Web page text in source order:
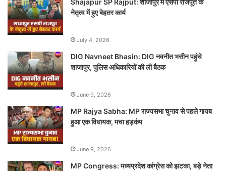
नेतृत्व में हुए बेहतर कार्य
July 4, 2026
DIG Navneet Bhasin: DIG नवनीत भसीन पहुंचे
शाजापुर, पुलिस अधिकारियों की ली बैठक
June 9, 2026
MP Rajya Sabha: MP राज्यसभा चुनाव से पहले गायब
हुआ एक विधायक, मचा हड़कंप
June 9, 2026
MP Congress: मध्यप्रदेश कांग्रेस को झटका, बड़े नेता